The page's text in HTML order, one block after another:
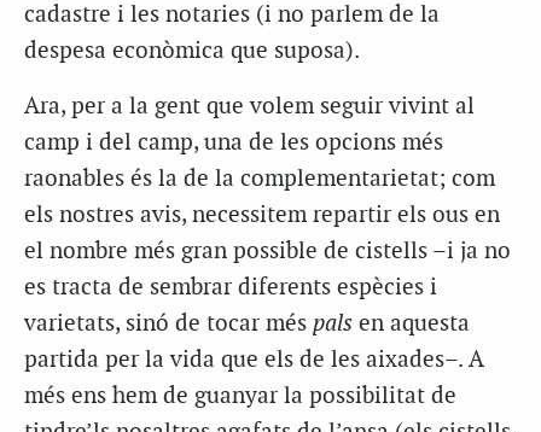
cadastre i les notaries (i no parlem de la
despesa econòmica que suposa).
Ara, per a la gent que volem seguir vivint al
camp i del camp, una de les opcions més
raonables és la de la complementarietat; com
els nostres avis, necessitem repartir els ous en
el nombre més gran possible de cistells –i ja no
es tracta de sembrar diferents espècies i
varietats, sinó de tocar més pals en aquesta
partida per la vida que els de les aixades–. A
més ens hem de guanyar la possibilitat de